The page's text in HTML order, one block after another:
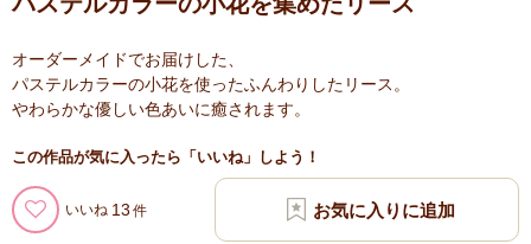
オーダーメイドでお届けした、
パステルカラーの小花を使ったふんわりしたリース。
やわらかな優しい色あいに癒されます。
この作品が気に入ったら「いいね」しよう！
いいね 13